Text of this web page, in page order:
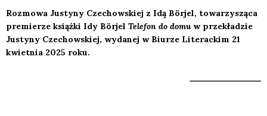
Rozmowa Justyny Czechowskiej z Idą Börjel, towarzysząca
premierze książki Idy Börjel Telefon do domu w przekładzie
Justyny Czechowskiej, wydanej w Biurze Literackim 21
kwietnia 2025 roku.